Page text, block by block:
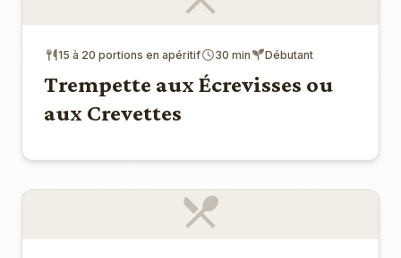
15 à 20 portions en apéritif 30 min Débutant
Trempette aux Écrevisses ou
aux Crevettes